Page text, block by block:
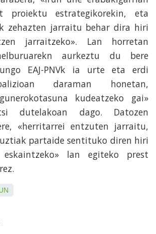
proiektu estrategikorekin, eta
zehazten jarraitu behar dira hiri
jarraitzeko». Lan horretan
aurkeztu du bere
EAJ-PNVk ia urte eta erdi
daraman honetan,
kudeatzeko gai»
dutelakoan dago. Datozen
«herritarrei entzuten jarraitu,
partaide sentituko diren hiri
lan egiteko prest